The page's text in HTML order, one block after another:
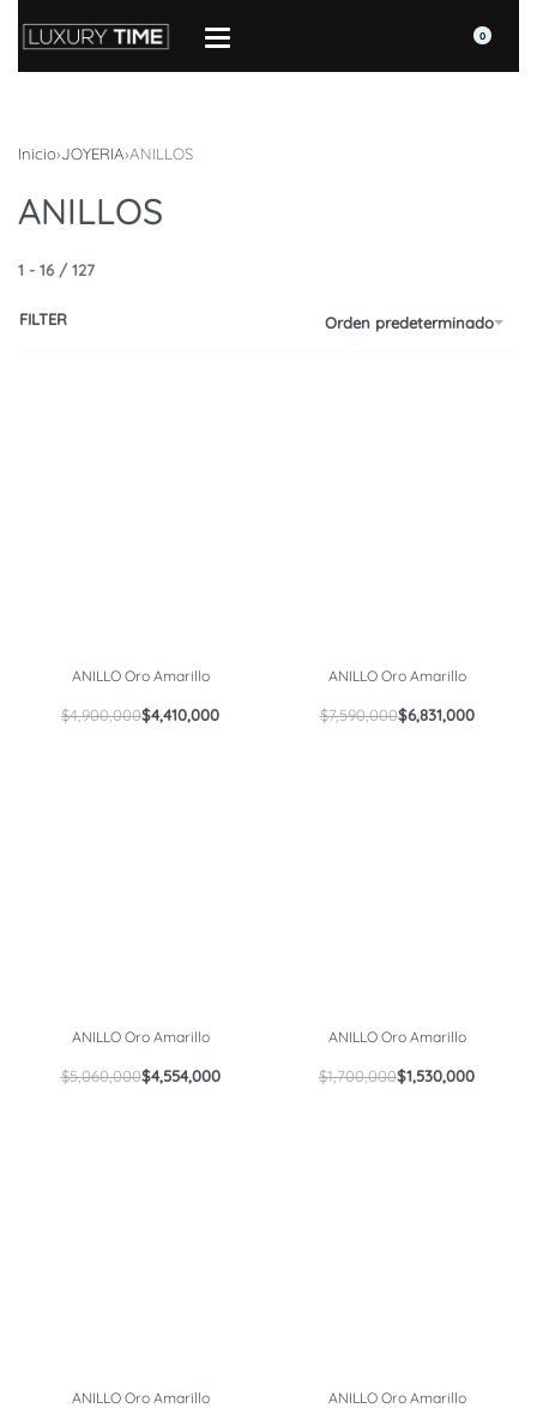
0
Inicio›JOYERIA›ANILLOS
ANILLOS
1 - 16 / 127
Orden predeterminado
FILTER
ANILLO Oro Amarillo
$4,900,000$4,410,000
ANILLO Oro Amarillo
$7,590,000$6,831,000
ANILLO Oro Amarillo
$5,060,000$4,554,000
ANILLO Oro Amarillo
$1,700,000$1,530,000
ANILLO Oro Amarillo ANILLO Oro Amarillo